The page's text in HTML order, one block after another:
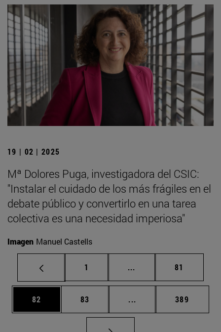
19 | 02 | 2025
Mª Dolores Puga, investigadora del CSIC:
"Instalar el cuidado de los más frágiles en el
debate público y convertirlo en una tarea
colectiva es una necesidad imperiosa"
Imagen Manuel Castells
Página
1 ... Páginas intermedias
Página
81
Página
82 Página
83 ... Páginas intermedias
Página
389